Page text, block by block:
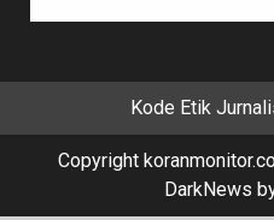
Kode Etik
Copyright
DarkNews